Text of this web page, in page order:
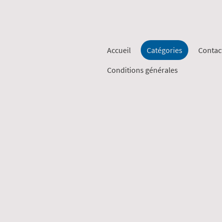
Accueil Catégories
Conditions générales